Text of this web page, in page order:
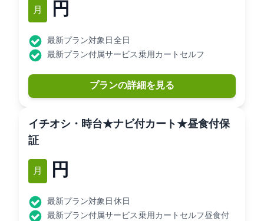
12月 7,480円
最新プラン対象日: 全日
最新プラン付属サービス: 乗用カートセルフ
プランの詳細を見る
[イチオシ]7・10時台★ナビ付カート★昼食付(2B保
証)
12月 10,890円
最新プラン対象日: 休日
最新プラン付属サービス: 乗用カートセルフ昼食付